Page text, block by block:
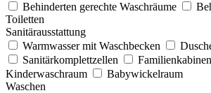
Behinderten gerechte Waschräume
Toiletten
Sanitärausstattung
Warmwasser mit Waschbecken
Sanitärkomplettzellen
Familienkabinen
Kinderwaschraum
Babywickelraum
Waschen